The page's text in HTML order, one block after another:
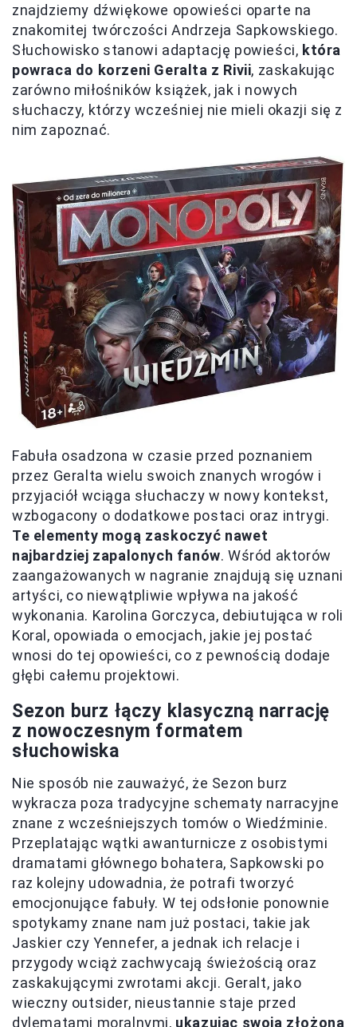
znajdziemy dźwiękowe opowieści oparte na
znakomitej twórczości Andrzeja Sapkowskiego.
Słuchowisko stanowi adaptację powieści, która
powraca do korzeni Geralta z Rivii, zaskakując
zarówno miłośników książek, jak i nowych
słuchaczy, którzy wcześniej nie mieli okazji się z
nim zapoznać.
Fabuła osadzona w czasie przed poznaniem
przez Geralta wielu swoich znanych wrogów i
przyjaciół wciąga słuchaczy w nowy kontekst,
wzbogacony o dodatkowe postaci oraz intrygi.
Te elementy mogą zaskoczyć nawet
najbardziej zapalonych fanów. Wśród aktorów
zaangażowanych w nagranie znajdują się uznani
artyści, co niewątpliwie wpływa na jakość
wykonania. Karolina Gorczyca, debiutująca w roli
Koral, opowiada o emocjach, jakie jej postać
wnosi do tej opowieści, co z pewnością dodaje
głębi całemu projektowi.
Sezon burz łączy klasyczną narrację
z nowoczesnym formatem
słuchowiska
Nie sposób nie zauważyć, że Sezon burz
wykracza poza tradycyjne schematy narracyjne
znane z wcześniejszych tomów o Wiedźminie.
Przeplatając wątki awanturnicze z osobistymi
dramatami głównego bohatera, Sapkowski po
raz kolejny udowadnia, że potrafi tworzyć
emocjonujące fabuły. W tej odsłonie ponownie
spotykamy znane nam już postaci, takie jak
Jaskier czy Yennefer, a jednak ich relacje i
przygody wciąż zachwycają świeżością oraz
zaskakującymi zwrotami akcji. Geralt, jako
wieczny outsider, nieustannie staje przed
dylematami moralnymi, ukazując swoją złożoną